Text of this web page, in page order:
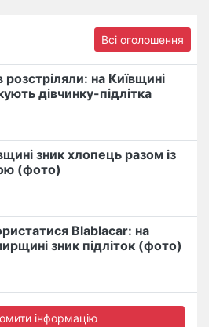
Всі оголошення
розстріляли: на Київщині
дівчинку-підлітка
зник хлопець разом із
(фото)
Blablacar: на
зник підліток (фото)
інформацію